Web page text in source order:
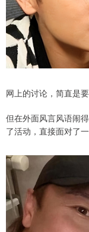
网上的讨论，简直是
但在外面风言风语闹
了活动，直接面对了一